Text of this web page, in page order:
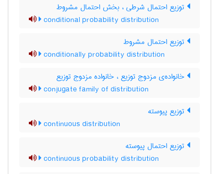
توزیع احتمال شرطی ، بخش احتمال مشروط
conditional probability distribution
توزیع احتمال مشروط
conditionally probability distribution
خانواده‌ی مزدوج توزیع ، خانواده مزدوج توزیع
conjugate family of distribution
توزیع پیوسته
continuous distribution
توزیع احتمال پیوسته
continuous probability distribution